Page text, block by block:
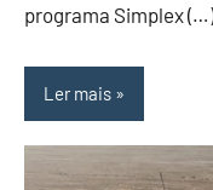
programa Simplex (…)
Ler mais